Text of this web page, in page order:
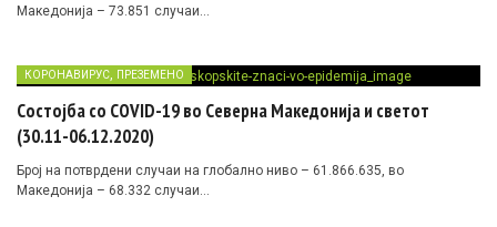
Македонија – 73.851 случаи…
КОРОНАВИРУС, ПРЕЗЕМЕНО
Состојба со COVID-19 во Северна Македонија и светот
(30.11-06.12.2020)
Број на потврдени случаи на глобално ниво – 61.866.635, во
Македонија – 68.332 случаи…